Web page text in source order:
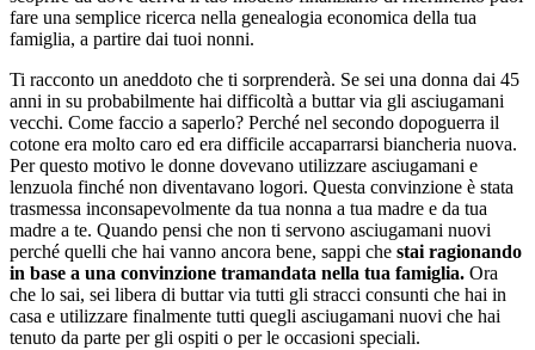
fare una semplice ricerca nella genealogia economica della tua
famiglia, a partire dai tuoi nonni.
Ti racconto un aneddoto che ti sorprenderà. Se sei una donna dai 45
anni in su probabilmente hai difficoltà a buttar via gli asciugamani
vecchi. Come faccio a saperlo? Perché nel secondo dopoguerra il
cotone era molto caro ed era difficile accaparrarsi biancheria nuova.
Per questo motivo le donne dovevano utilizzare asciugamani e
lenzuola finché non diventavano logori. Questa convinzione è stata
trasmessa inconsapevolmente da tua nonna a tua madre e da tua
madre a te. Quando pensi che non ti servono asciugamani nuovi
perché quelli che hai vanno ancora bene, sappi che stai ragionando
in base a una convinzione tramandata nella tua famiglia. Ora
che lo sai, sei libera di buttar via tutti gli stracci consunti che hai in
casa e utilizzare finalmente tutti quegli asciugamani nuovi che hai
tenuto da parte per gli ospiti o per le occasioni speciali.